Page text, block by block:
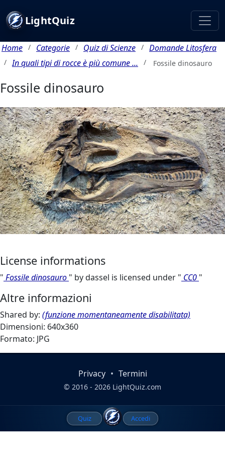
LightQuiz
Home Categorie Quiz di Scienze
Domande Litosfera
In quali tipi di rocce è più comune ...
Fossile dinosauro
Fossile dinosauro
License informations
" Fossile dinosauro " by dassel is licensed under " CC0 "
Altre informazioni
Shared by: (funzione momentaneamente disabilitata)
Dimensioni: 640x360
Formato: JPG
Privacy • Termini
© 2016 - 2026 LightQuiz.com
Quiz Accedi